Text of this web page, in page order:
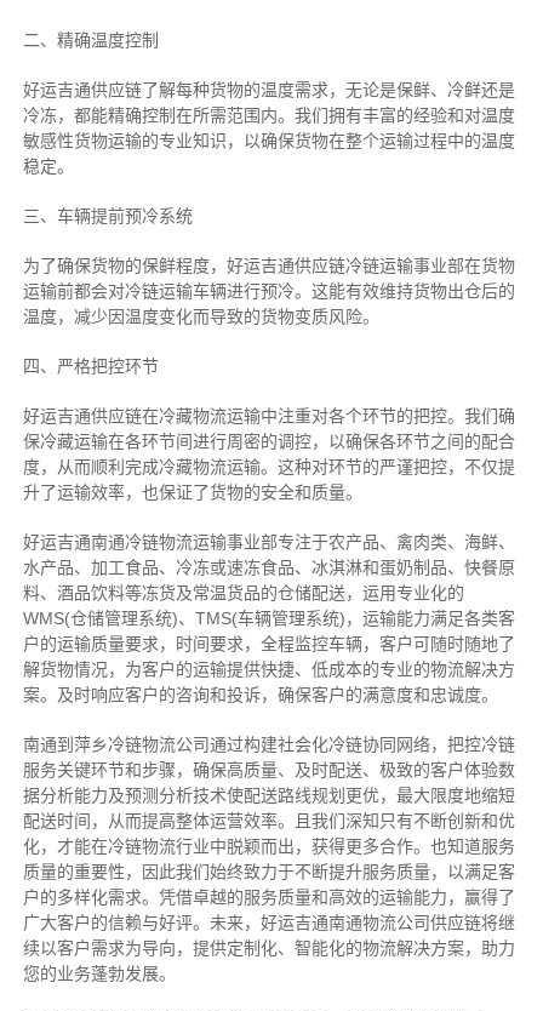
二、 精确温度控制
好运吉通供应链了解每种货物的温度需求，无论是保鲜、冷鲜还是
冷冻，都能精确控制在所需范围内。我们拥有丰富的经验和对温度
敏感性货物运输的专业知识，以确保货物在整个运输过程中的温度
稳定。
三、车辆提前预冷系统
为了确保货物的保鲜程度，好运吉通供应链冷链运输事业部在货物
运输前都会对冷链运输车辆进行预冷。这能有效维持货物出仓后的
温度，减少因温度变化而导致的货物变质风险。
四、严格把控环节
好运吉通供应链在冷藏物流运输中注重对各个环节的把控。我们确
保冷藏运输在各环节间进行周密的调控，以确保各环节之间的配合
度，从而顺利完成冷藏物流运输。这种对环节的严谨把控，不仅提
升了运输效率，也保证了货物的安全和质量。
好运吉通南通冷链物流运输事业部专注于农产品、禽肉类、海鲜、
水产品、加工食品、冷冻或速冻食品、冰淇淋和蛋奶制品、快餐原
料、酒品饮料等冻货及常温货品的仓储配送，运用专业化的
WMS(仓储管理系统)、TMS(车辆管理系统)，运输能力满足各类客
户的运输质量要求，时间要求，全程监控车辆，客户可随时随地了
解货物情况，为客户的运输提供快捷、低成本的专业的物流解决方
案。及时响应客户的咨询和投诉，确保客户的满意度和忠诚度。
南通到萍乡冷链物流公司通过构建社会化冷链协同网络，把控冷链
服务关键环节和步骤，确保高质量、及时配送、极致的客户体验数
据分析能力及预测分析技术使配送路线规划更优，最大限度地缩短
配送时间，从而提高整体运营效率。且 我们深知 只有不断创新和优
化，才能在冷链物流行业中脱颖而出，获得更多合作。也知道服务
质量的重要性，因此我们始终致力于不断提升服务质量，以满足客
户的多样化需求。 凭借卓越的服务质量和高效的运输能力，赢得了
广大客户的信赖与好评。 未来，好运吉通南通物流公司供应链将继
续以客户需求为导向，提供定制化、智能化的物流解决方案，助力
您的业务蓬勃发展。